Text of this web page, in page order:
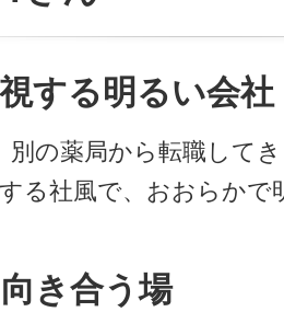
する明るい会社
別の薬局から転職して
る社風で、おおらかで
き合う場